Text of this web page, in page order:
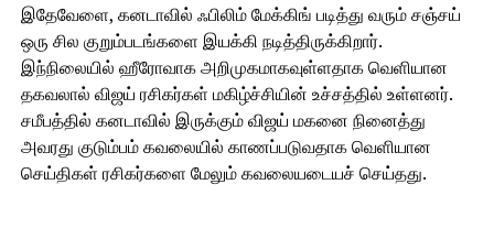
இதேவேளை, கனடாவில் ஃபிலிம் மேக்கிங் படித்து வரும் சஞ்சய்
ஒரு சில குறும்படங்களை இயக்கி நடித்திருக்கிறார்.
இந்நிலையில் ஹீரோவாக அறிமுகமாகவுள்ளதாக வெளியான
தகவலால் விஜய் ரசிகர்கள் மகிழ்ச்சியின் உச்சத்தில் உள்ளனர்.
சமீபத்தில் கனடாவில் இருக்கும் விஜய் மகனை நினைத்து
அவரது குடும்பம் கவலையில் காணப்படுவதாக வெளியான
செய்திகள் ரசிகர்களை மேலும் கவலையடையச் செய்தது.